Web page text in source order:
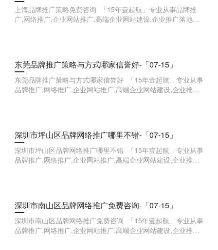
上海品牌推广策略免费咨询 「15年壹起航」专业从事品牌推
广,网络推广,企业网站推广,高端企业网站建设,企业推广落地方
东莞品牌推广策略与方式哪家信誉好-「07-15」
东莞品牌推广策略与方式哪家信誉好 「15年壹起航」专业从事
品牌推广,网络推广,企业网站推广,高端企业网站建设,企业推广
深圳市坪山区品牌网络推广哪里不错-「07-15」
深圳市坪山区品牌网络推广哪里不错 「15年壹起航」专业从事
品牌推广,网络推广,企业网站推广,高端企业网站建设,企业推广
深圳市南山区品牌网络推广免费咨询-「07-15」
深圳市南山区品牌网络推广免费咨询 「15年壹起航」专业从事
品牌推广,网络推广,企业网站推广,高端企业网站建设,企业推广